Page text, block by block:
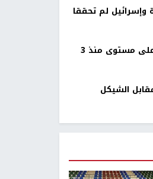
وإسرائيل لم تحققا
أسعار الغذاء ترتفع لأعلى مستوى منذ 3
الشيكل